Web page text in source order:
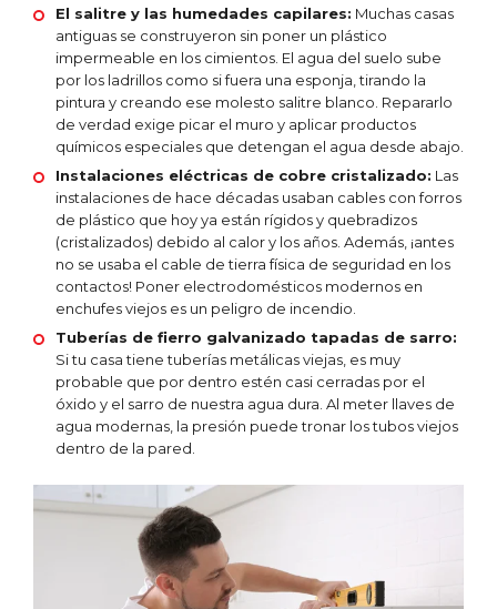
El salitre y las humedades capilares: Muchas casas
antiguas se construyeron sin poner un plástico
impermeable en los cimientos. El agua del suelo sube
por los ladrillos como si fuera una esponja, tirando la
pintura y creando ese molesto salitre blanco. Repararlo
de verdad exige picar el muro y aplicar productos
químicos especiales que detengan el agua desde abajo.
Instalaciones eléctricas de cobre cristalizado: Las
instalaciones de hace décadas usaban cables con forros
de plástico que hoy ya están rígidos y quebradizos
(cristalizados) debido al calor y los años. Además, ¡antes
no se usaba el cable de tierra física de seguridad en los
contactos! Poner electrodomésticos modernos en
enchufes viejos es un peligro de incendio.
Tuberías de fierro galvanizado tapadas de sarro:
Si tu casa tiene tuberías metálicas viejas, es muy
probable que por dentro estén casi cerradas por el
óxido y el sarro de nuestra agua dura. Al meter llaves de
agua modernas, la presión puede tronar los tubos viejos
dentro de la pared.